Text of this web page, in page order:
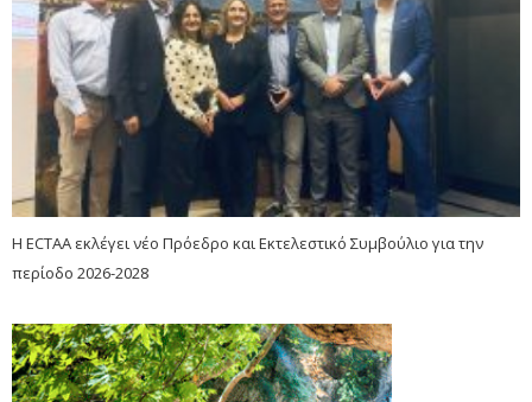
Η ECTAA εκλέγει νέο Πρόεδρο και Εκτελεστικό Συμβούλιο για την
περίοδο 2026-2028